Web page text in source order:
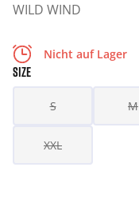
WILD WIND
Nicht auf Lager
SIZE
S M
XXL